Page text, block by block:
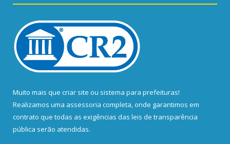
Muito mais que criar site ou sistema para prefeituras!
Realizamos uma assessoria completa, onde garantimos em
contrato que todas as exigências das leis de transparência
pública serão atendidas.